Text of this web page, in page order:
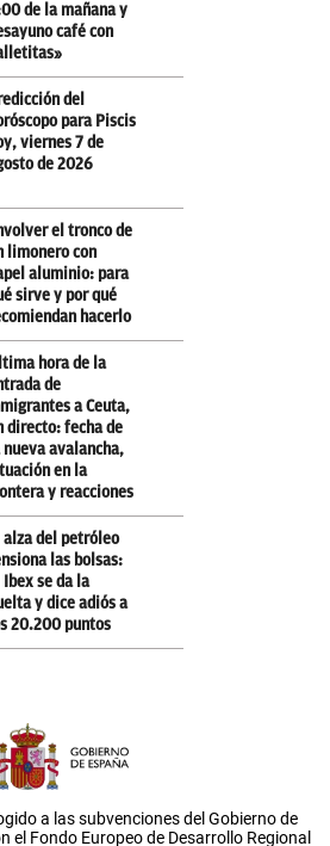
de la mañana y
café con
del
para Piscis
viernes 7 de
de 2026
el tronco de
limonero con
aluminio: para
sirve y por qué
hacerlo
hora de la
de
a Ceuta,
directo: fecha de
nueva avalancha,
en la
y reacciones
alza del petróleo
las bolsas:
Ibex se da la
y dice adiós a
20.200 puntos
a las subvenciones del Gobierno de
el Fondo Europeo de Desarrollo Regional